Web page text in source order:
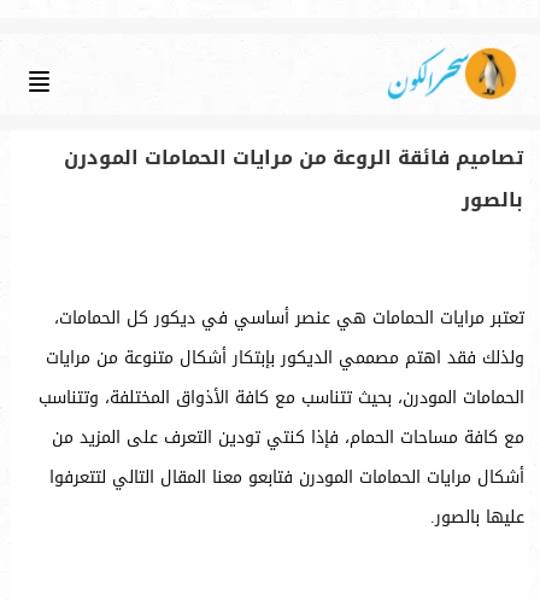
تصاميم فائقة الروعة من مرايات الحمامات المودرن
بالصور
تعتبر مرايات الحمامات هي عنصر أساسي في ديكور كل الحمامات،
ولذلك فقد اهتم مصممي الديكور بإبتكار أشكال متنوعة من مرايات
الحمامات المودرن، بحيث تتناسب مع كافة الأذواق المختلفة، وتتناسب
مع كافة مساحات الحمام، فإذا كنتي تودين التعرف على المزيد من
أشكال مرايات الحمامات المودرن فتابعو معنا المقال التالي لتتعرفوا
عليها بالصور.